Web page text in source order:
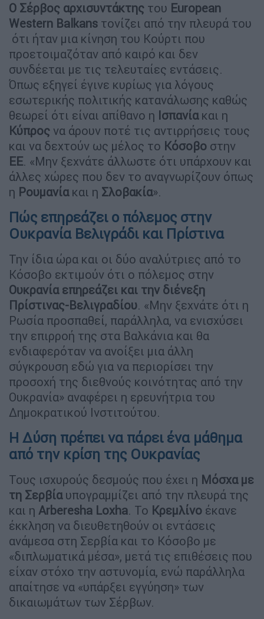
Ο Σέρβος αρχισυντάκτης του European
Western Balkans τονίζει από την πλευρά του
ότι ήταν μια κίνηση του Κούρτι που
προετοιμαζόταν από καιρό και δεν
συνδέεται με τις τελευταίες εντάσεις.
Όπως εξηγεί έγινε κυρίως για λόγους
εσωτερικής πολιτικής κατανάλωσης καθώς
θεωρεί ότι είναι απίθανο η Ισπανίακαι η
Κύπρος να άρουν ποτέ τις αντιρρήσεις τους
και να δεχτούν ως μέλος το Κόσοβο στην
ΕΕ. «Μην ξεχνάτε άλλωστε ότι υπάρχουν και
άλλες χώρες που δεν το αναγνωρίζουν όπως
η Ρουμανίακαι η Σλοβακία».
Πώς επηρεάζει ο πόλεμος στην
Ουκρανία Βελιγράδι και Πρίστινα
Την ίδια ώρα και οι δύο αναλύτριες από το
Κόσοβο εκτιμούν ότι ο πόλεμος στην
Ουκρανία επηρεάζει και την διένεξη
Πρίστινας-Βελιγραδίου. «Μην ξεχνάτε ότι η
Ρωσία προσπαθεί, παράλληλα, να ενισχύσει
την επιρροή της στα Βαλκάνια και θα
ενδιαφερόταν να ανοίξει μια άλλη
σύγκρουση εδώ για να περιορίσει την
προσοχή της διεθνούς κοινότητας από την
Ουκρανία» αναφέρει η ερευνήτρια του
Δημοκρατικού Ινστιτούτου.
Η Δύση πρέπει να πάρει ένα μάθημα
από την κρίση της Ουκρανίας
Τους ισχυρούς δεσμούς που έχει η Μόσχα με
τη Σερβίαυπογραμμίζει από την πλευρά της
και η Arberesha Loxha. Το Κρεμλίνο έκανε
έκκληση να διευθετηθούν οι εντάσεις
ανάμεσα στη Σερβία και το Κόσοβο με
«διπλωματικά μέσα», μετά τις επιθέσεις που
είχαν στόχο την αστυνομία, ενώ παράλληλα
απαίτησε να «υπάρξει εγγύηση» των
δικαιωμάτων των Σέρβων.